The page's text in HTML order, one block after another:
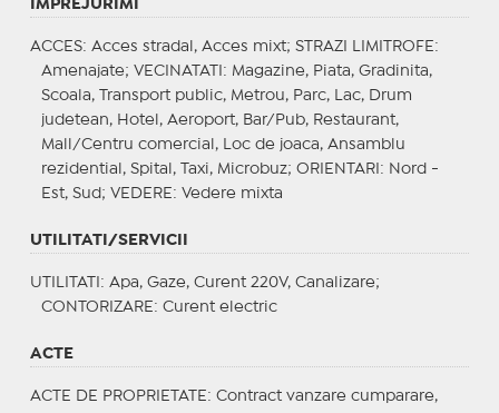
IMPREJURIMI
ACCES: Acces stradal, Acces mixt; STRAZI LIMITROFE :
Amenajate; VECINATATI : Magazine, Piata, Gradinita,
Scoala, Transport public, Metrou, Parc, Lac, Drum
judetean, Hotel, Aeroport, Bar/Pub, Restaurant,
Mall/Centru comercial, Loc de joaca, Ansamblu
rezidential, Spital, Taxi, Microbuz; ORIENTARI : Nord -
Est, Sud; VEDERE : Vedere mixta
UTILITATI/SERVICII
UTILITATI : Apa, Gaze, Curent 220V, Canalizare;
CONTORIZARE : Curent electric
ACTE
ACTE DE PROPRIETATE : Contract vanzare cumparare,